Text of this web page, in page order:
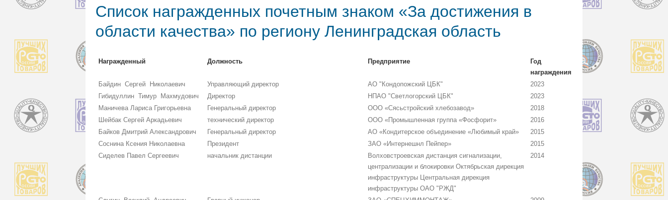
Список награжденных почетным знаком «За достижения в
области качества» по региону Ленинградская область
Награжденный Должность Предприятие
Год
награждения
Байдин Сергей Николаевич
Управляющий директор АО "Кондопожский ЦБК"
2023
Гибидуллин Тимур Махмудович
Директор НПАО "Светлогорский ЦБК"
2023
Маничева Лариса Григорьевна
Генеральный директор ООО «Сясьстройский хлебозавод»
2018
Шейбак Сергей Аркадьевич
технический директор ООО «Промышленная группа «Фосфорит»
2016
Байков Дмитрий Александрович
Генеральный директор АО «Кондитерское объединение «Любимый край»
2015
Соснина Ксения Николаевна
Президент ЗАО «Интернешнл Пейпер»
2015
Сиделев Павел Сергеевич
начальник дистанции
Волховстроевская дистанция сигнализации,
централизации и блокировки Октябрьская дирекция
инфраструктуры Центральная дирекция
инфраструктуры ОАО "РЖД"
2014